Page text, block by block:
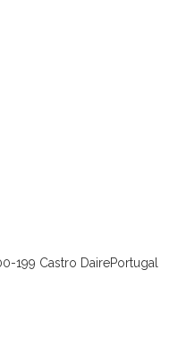
199 Castro DairePortugal